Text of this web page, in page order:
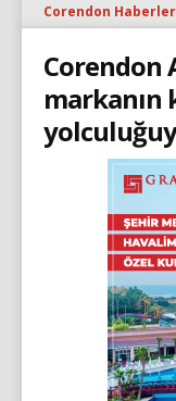
Corendon
Corendon
markanın